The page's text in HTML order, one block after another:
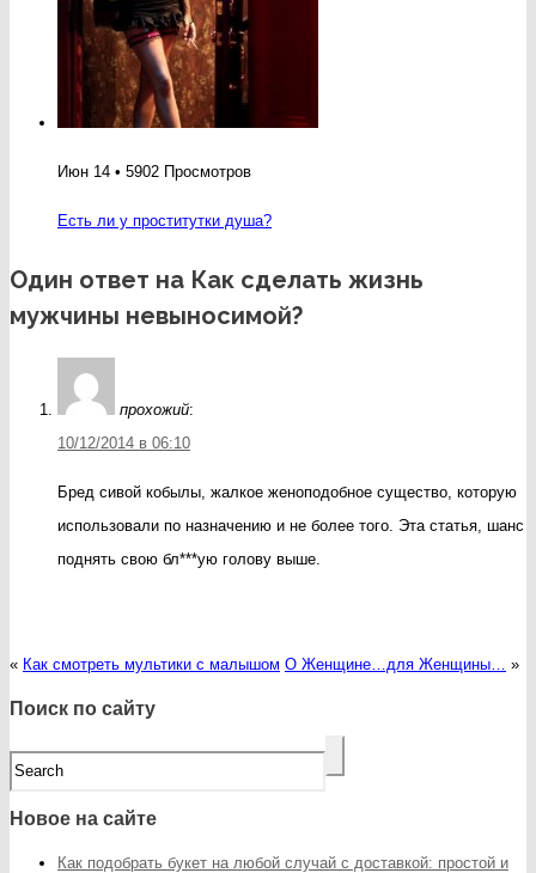
Июн 14 • 5902 Просмотров
Есть ли у проститутки душа?
Один ответ на Как сделать жизнь
мужчины невыносимой?
прохожий:
10/12/2014 в 06:10
Бред сивой кобылы, жалкое женоподобное существо, которую
использовали по назначению и не более того. Эта статья, шанс
поднять свою бл***ую голову выше.
« Как смотреть мультики с малышом О Женщине…для Женщины… »
Поиск по сайту
Новое на сайте
Как подобрать букет на любой случай с доставкой: простой и